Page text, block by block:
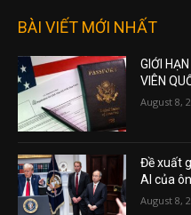
BÀI VIẾT MỚI NHẤT
GIỚI
VIÊN
August 8,
Đề xuất
AI của
August 8,